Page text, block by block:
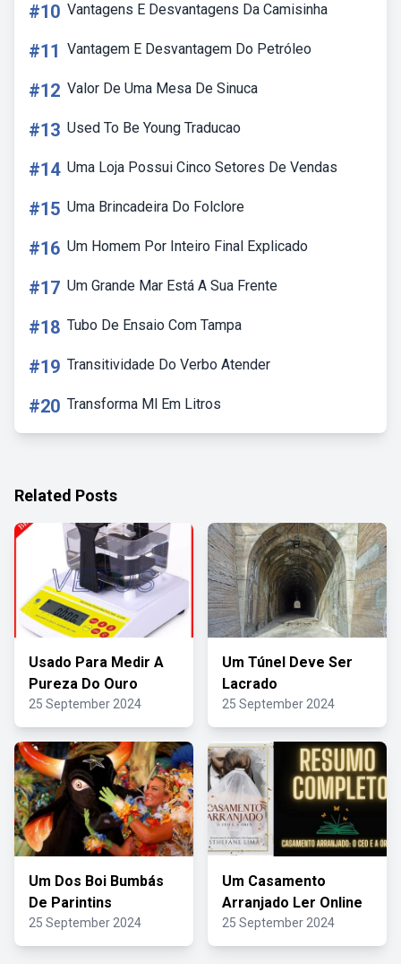
#10 Vantagens E Desvantagens Da Camisinha
#11 Vantagem E Desvantagem Do Petróleo
#12 Valor De Uma Mesa De Sinuca
#13 Used To Be Young Traducao
#14 Uma Loja Possui Cinco Setores De Vendas
#15 Uma Brincadeira Do Folclore
#16 Um Homem Por Inteiro Final Explicado
#17 Um Grande Mar Está A Sua Frente
#18 Tubo De Ensaio Com Tampa
#19 Transitividade Do Verbo Atender
#20 Transforma Ml Em Litros
Related Posts
Usado Para Medir A
Pureza Do Ouro
25 September 2024
Um Túnel Deve Ser
Lacrado
25 September 2024
Um Dos Boi Bumbás
De Parintins
25 September 2024
Um Casamento
Arranjado Ler Online
25 September 2024